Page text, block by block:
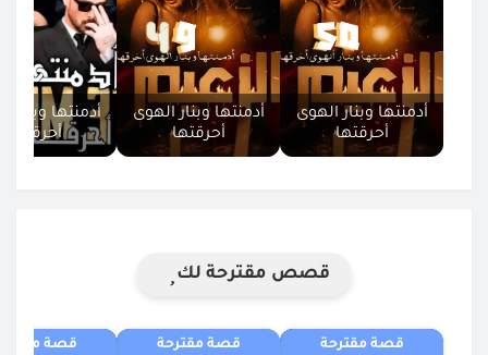
أدمنتها وبنار الهوى
أحرقتها
أدمنتها وبنار الهوى
أحرقتها
أدمنتها وبنار
أحرقتها
قصص مقترحة لك
قصة مقترحة قصة مقترحة قصة